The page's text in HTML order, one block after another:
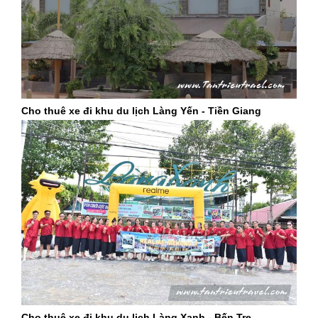
1 xe 29 chỗ đón khách tại trường lúc 8h sáng, đưa đến lăng.
Xe 29 chỗ ở lại chờ đến 9h15 đưa 1 nhóm về, còn xe 45 chỗ
thì đưa đợt 1 đi xong thì quay đầu đón đợt 2. --> Xe 45 chỗ
quay 2 vòng, xe 29 chỗ chỉ đi 1 vòng./-strong/-heart:>:o:-((:-
hNhờ anh báo giá giúp em với ạ. Em cảm ơn
Trả lời
Thích (1)
NH
Nhân Viên Tân Triều
Chào bạn, công ty đã nhận được thông tin cần tư vấn đặt
xe vui lòng liên hệ 0906035680 nhân viên tư vấn ngay ạ.
Trả lời
Thích (0)
HU
Huy Tuấn
cho e hỏi giá thuê xe 16c-29c di chuyển nội thành Sài Gòn là
bao nhiêu ạ?
Trả lời
Thích (0)
Cho thuê xe đi khu du lịch Làng Yến - Tiền Giang